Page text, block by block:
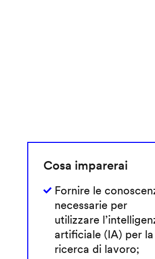
Cosa imparerai
Fornire le
necessarie per
utilizzare
artificiale (IA) per la
ricerca di lavoro;